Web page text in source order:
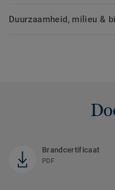
Duurzaamheid, milieu &
Brandcertificaat
PDF